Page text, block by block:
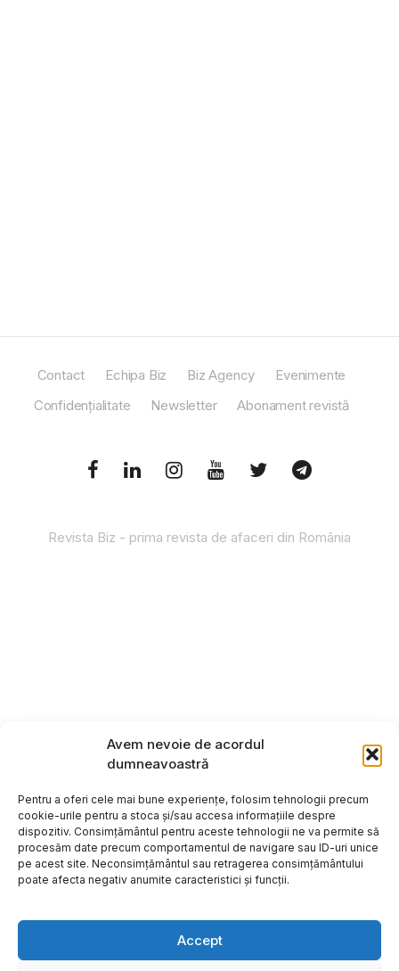
Avem nevoie de acordul
dumneavoastră
Pentru a oferi cele mai bune experiențe, folosim tehnologii precum
cookie-urile pentru a stoca și/sau accesa informațiile despre
dispozitiv. Consimțământul pentru aceste tehnologii ne va permite să
procesăm date precum comportamentul de navigare sau ID-uri unice
pe acest site. Neconsimțământul sau retragerea consimțământului
poate afecta negativ anumite caracteristici și funcții.
Accept
Contact Echipa Biz Biz Agency
Evenimente
Confidențialitate
Newsletter Abonament revistă
Revista Biz - prima revista de afaceri din România